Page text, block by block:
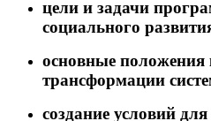
цели и задачи
социального
основные
трансформации
создание условий